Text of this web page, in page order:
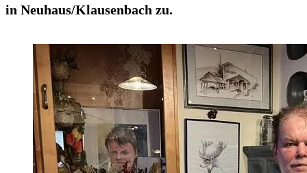
in Neuhaus/Klausenbach zu.